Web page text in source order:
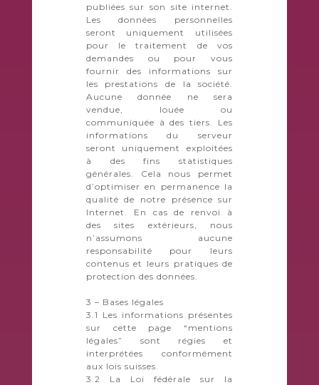
publiées sur son site internet.
Les données personnelles
seront uniquement utilisées
pour le traitement de vos
demandes ou pour vous
fournir des informations sur
les prestations de la société.
Aucune donnée ne sera
vendue, louée ou
communiquée à des tiers. Les
informations du serveur
seront uniquement exploitées
à des fins statistiques
générales. Cela nous permet
d’optimiser en permanence la
qualité de notre présence sur
Internet. En cas de renvoi à
des sites extérieurs, nous
n’assumons aucune
responsabilité pour leurs
contenus et leurs pratiques de
protection des données.
3 – Bases légales
3.1 Les informations présentes
sur cette page “mentions
légales” sont régies et
interprétées conformément
aux lois suisses.
3.2 La Loi fédérale sur la